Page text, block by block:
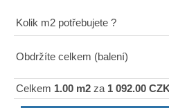
Kolik m2 potřebujete ?
Obdržíte celkem (balení)
Celkem 1.00 m2 za 1 092.00 CZK